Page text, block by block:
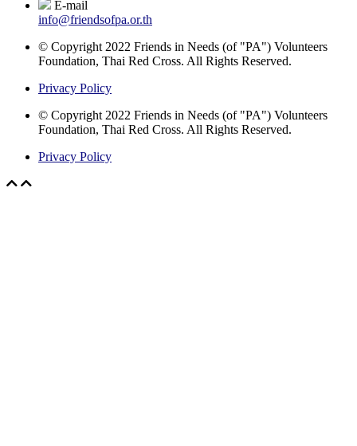
E-mail
info@friendsofpa.or.th
© Copyright 2022 Friends in Needs (of "PA") Volunteers
Foundation, Thai Red Cross. All Rights Reserved.
Privacy Policy
© Copyright 2022 Friends in Needs (of "PA") Volunteers
Foundation, Thai Red Cross. All Rights Reserved.
Privacy Policy